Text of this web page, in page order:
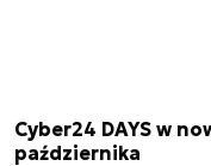
Cyber24 DAYS w
października